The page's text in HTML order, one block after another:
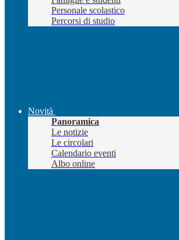
Personale scolastico
Percorsi di studio
Novità
Panoramica
Le notizie
Le circolari
Calendario eventi
Albo online